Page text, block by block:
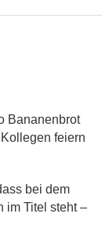
Bananenbrot
feiern
bei dem
im Titel steht –